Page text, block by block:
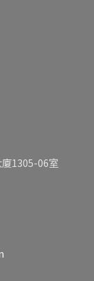
1305-06室